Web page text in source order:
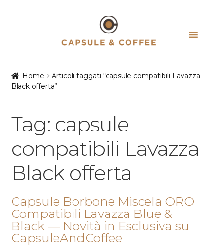
Home
Articoli taggati “capsule compatibili Lavazza
Black offerta”
Tag: capsule
compatibili Lavazza
Black offerta
Capsule Borbone Miscela ORO
Compatibili Lavazza Blue &
Black — Novità in Esclusiva su
CapsuleAndCoffee